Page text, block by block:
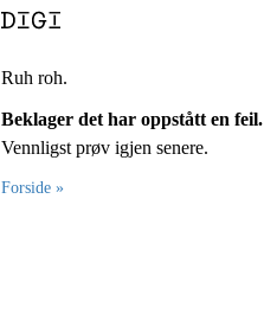
Ruh roh.
Beklager det har oppstått en feil.
Vennligst prøv igjen senere.
Forside »